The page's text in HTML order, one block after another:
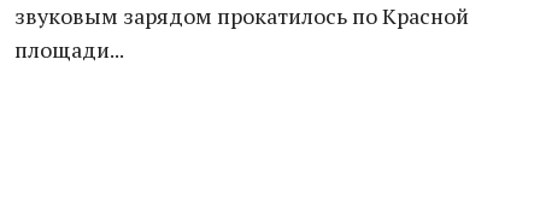
звуковым зарядом прокатилось по Красной
площади...